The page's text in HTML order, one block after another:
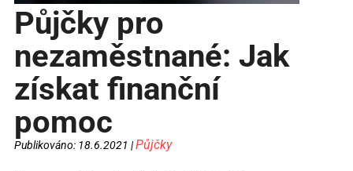
Půjčky pro
nezaměstnané: Jak
získat finanční
pomoc
Publikováno: 18.6.2021 |Půjčky